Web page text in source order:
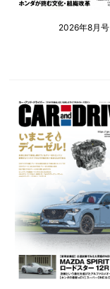
2026年8月号